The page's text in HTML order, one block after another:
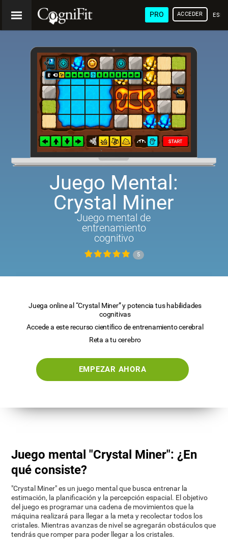
PRO ACCEDER
Juego Mental:
Crystal Miner
Juego mental de
entrenamiento
cognitivo
5
Juega online al “Crystal Miner” y potencia tus habilidades
cognitivas
Accede a este recurso científico de entrenamiento cerebral
Reta a tu cerebro
EMPEZAR AHORA
Juego mental "Crystal Miner": ¿En
qué consiste?
"Crystal Miner" es un juego mental que busca entrenar la
estimación, la planificación y la percepción espacial. El objetivo
del juego es programar una cadena de movimientos que la
máquina realizará para llegar a la meta y recolectar todos los
cristales. Mientras avanzas de nivel se agregarán obstáculos que
tendrás que romper para poder llegar a los cristales.